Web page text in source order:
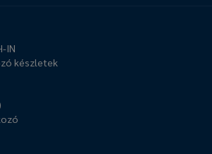
IN
készletek